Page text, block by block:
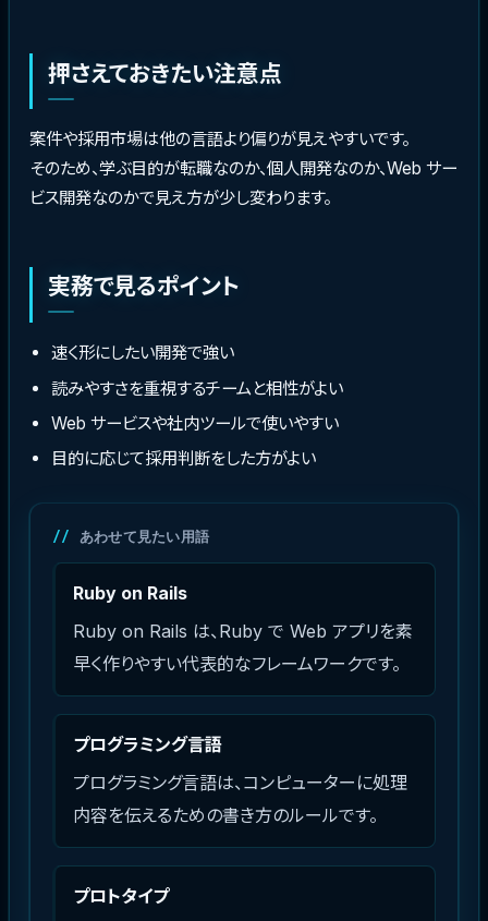
押さえておきたい注意点
案件や採用市場は他の言語より偏りが見えやすいです。
そのため、学ぶ目的が転職なのか、個人開発なのか、Web サー
ビス開発なのかで見え方が少し変わります。
実務で見るポイント
速く形にしたい開発で強い
読みやすさを重視するチームと相性がよい
Web サービスや社内ツールで使いやすい
目的に応じて採用判断をした方がよい
あわせて見たい用語
Ruby on Rails
Ruby on Rails は、Ruby で Web アプリを素
早く作りやすい代表的なフレームワークです。
プログラミング言語
プログラミング言語は、コンピューターに処理
内容を伝えるための書き方のルールです。
プロトタイプ